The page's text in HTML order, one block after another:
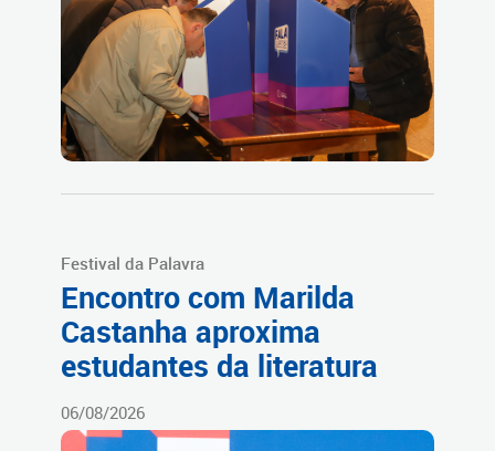
Festival da Palavra
Encontro com Marilda
Castanha aproxima
estudantes da literatura
06/08/2026